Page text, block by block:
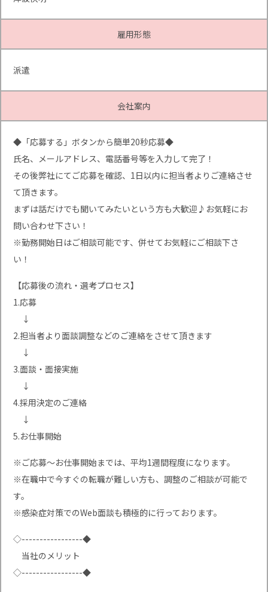
雇用形態
派遣
会社案内
◆「応募する」ボタンから簡単20秒応募◆
氏名、メールアドレス、電話番号等を入力して完了！
その後弊社にてご応募を確認、1日以内に担当者よりご連絡させ
て頂きます。
まずは話だけでも聞いてみたいという方も大歓迎♪お気軽にお
問い合わせ下さい！
※勤務開始日はご相談可能です、併せてお気軽にご相談下さ
い！
【応募後の流れ・選考プロセス】
1.応募
↓
2.担当者より面談調整などのご連絡をさせて頂きます
↓
3.面談・面接実施
↓
4.採用決定のご連絡
↓
5.お仕事開始
※ご応募〜お仕事開始までは、平均1週間程度になります。
※在職中で今すぐの転職が難しい方も、調整のご相談が可能で
す。
※感染症対策でのWeb面談も積極的に行っております。
◇-----------------◆
当社のメリット
◇-----------------◆